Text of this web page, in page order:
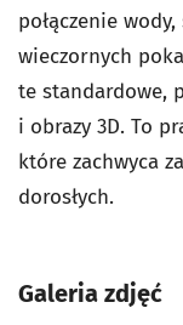
połączenie
wieczornych
te standardowe,
i obrazy 3D. To
które zachwyca
dorosłych.
Galeria zdjęć